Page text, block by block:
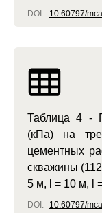
DOI: 10.60797/
Таблица 4 -
(кПа) на
цементных
скважины
5 м, l = 10 м, l
DOI: 10.60797/